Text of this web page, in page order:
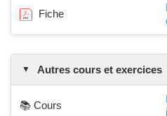
Fiche
Autres cours et exercices
📚 Cours